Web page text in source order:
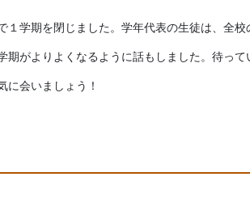
１学期を閉じました。学年代表の生徒は、全
期がよりよくなるように話もしました。待っ
に会いましょう！